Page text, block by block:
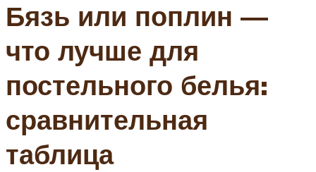
Бязь или поплин —
что лучше для
постельного белья:
сравнительная
таблица